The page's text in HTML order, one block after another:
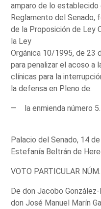
amparo de lo
Reglamento del
de la Proposición de Ley
la Ley
Orgánica 10/1995, de 23
para penalizar el acoso a
clínicas para la
la defensa en Pleno de:
— la enmienda número 5.
Palacio del Senado, 14
Estefanía Beltrán de
VOTO PARTICULAR
De don Jacobo
don José Manuel Marín